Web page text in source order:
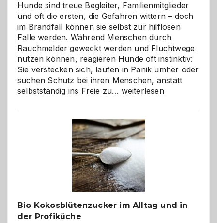
Hunde sind treue Begleiter, Familienmitglieder
und oft die ersten, die Gefahren wittern – doch
im Brandfall können sie selbst zur hilflosen
Falle werden. Während Menschen durch
Rauchmelder geweckt werden und Fluchtwege
nutzen können, reagieren Hunde oft instinktiv:
Sie verstecken sich, laufen in Panik umher oder
suchen Schutz bei ihren Menschen, anstatt
selbstständig ins Freie zu… Wenn
Freund
in
Gefahr
ist:
Brandschutz
für
Hunde
eigenen
weiterlesen
Bio Kokosblütenzucker im Alltag und in
der Profiküche